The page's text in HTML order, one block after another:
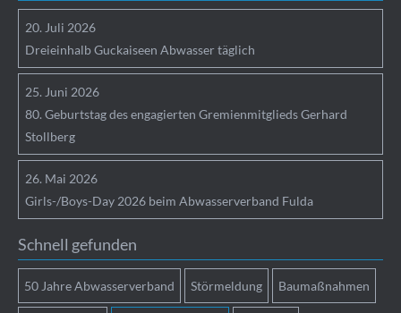
20. Juli 2026
Dreieinhalb Guckaiseen Abwasser täglich
25. Juni 2026
80. Geburtstag des engagierten Gremienmitglieds Gerhard
Stollberg
26. Mai 2026
Girls-/Boys-Day 2026 beim Abwasserverband Fulda
Schnell gefunden
50 Jahre Abwasserverband Störmeldung Baumaßnahmen